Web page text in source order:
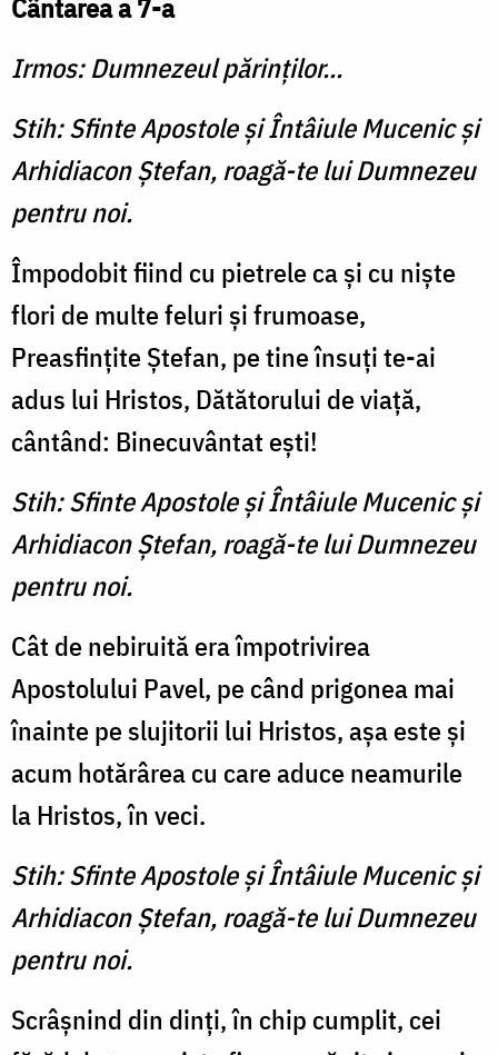
Cântarea a 7-a
Irmos: Dumnezeul părinţilor...
Stih: Sfinte Apostole şi Întâiule Mucenic şi
Arhidiacon Ştefan, roagă-te lui Dumnezeu
pentru noi.
Împodobit fiind cu pietrele ca şi cu nişte
flori de multe feluri şi frumoase,
Preasfinţite Ştefan, pe tine însuţi te-ai
adus lui Hristos, Dătătorului de viaţă,
cântând: Binecuvântat eşti!
Stih: Sfinte Apostole şi Întâiule Mucenic şi
Arhidiacon Ştefan, roagă-te lui Dumnezeu
pentru noi.
Cât de nebiruită era împotrivirea
Apostolului Pavel, pe când prigonea mai
înainte pe slujitorii lui Hristos, aşa este şi
acum hotărârea cu care aduce neamurile
la Hristos, în veci.
Stih: Sfinte Apostole şi Întâiule Mucenic şi
Arhidiacon Ştefan, roagă-te lui Dumnezeu
pentru noi.
Scrâşnind din dinţi, în chip cumplit, cei